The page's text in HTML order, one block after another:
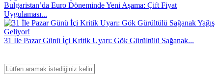
Bulgaristan’da Euro Döneminde Yeni Aşama: Çift Fiyat
Uygulaması...
31 İle Pazar Günü İçi Kritik Uyarı: Gök Gürültülü Sağanak...